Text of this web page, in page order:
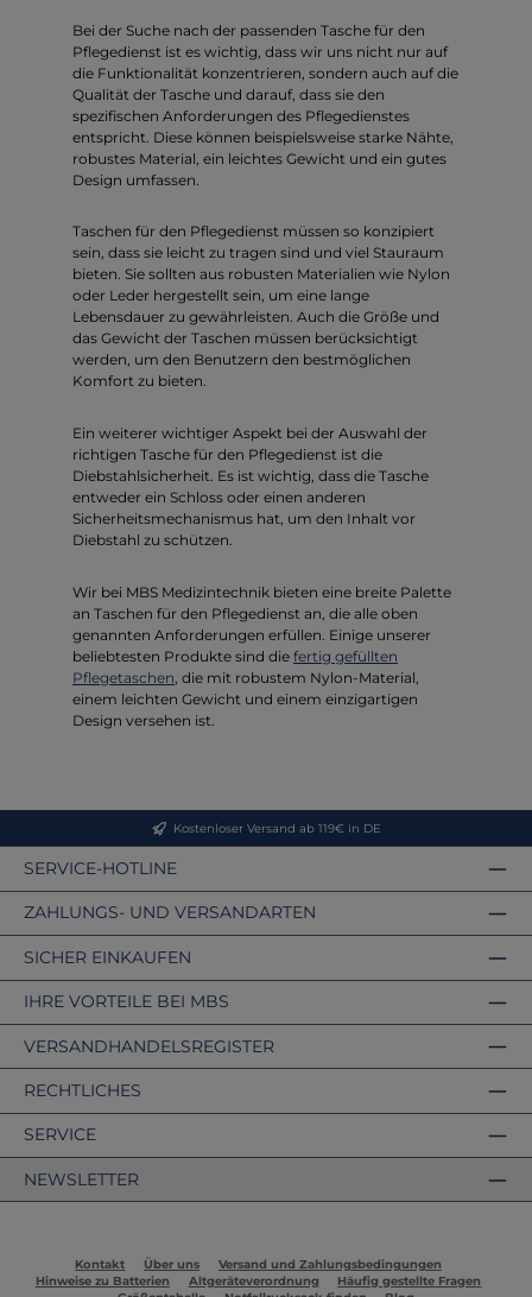
Bei der Suche nach der passenden Tasche für den
Pflegedienst ist es wichtig, dass wir uns nicht nur auf
die Funktionalität konzentrieren, sondern auch auf die
Qualität der Tasche und darauf, dass sie den
spezifischen Anforderungen des Pflegedienstes
entspricht. Diese können beispielsweise starke Nähte,
robustes Material, ein leichtes Gewicht und ein gutes
Design umfassen.
Taschen für den Pflegedienst müssen so konzipiert
sein, dass sie leicht zu tragen sind und viel Stauraum
bieten. Sie sollten aus robusten Materialien wie Nylon
oder Leder hergestellt sein, um eine lange
Lebensdauer zu gewährleisten. Auch die Größe und
das Gewicht der Taschen müssen berücksichtigt
werden, um den Benutzern den bestmöglichen
Komfort zu bieten.
Ein weiterer wichtiger Aspekt bei der Auswahl der
richtigen Tasche für den Pflegedienst ist die
Diebstahlsicherheit. Es ist wichtig, dass die Tasche
entweder ein Schloss oder einen anderen
Sicherheitsmechanismus hat, um den Inhalt vor
Diebstahl zu schützen.
Wir bei MBS Medizintechnik bieten eine breite Palette
an Taschen für den Pflegedienst an, die alle oben
genannten Anforderungen erfüllen. Einige unserer
beliebtesten Produkte sind die fertig gefüllten
Pflegetaschen , die mit robustem Nylon-Material,
einem leichten Gewicht und einem einzigartigen
Design versehen ist.
Kostenloser Versand ab 119€ in DE
SERVICE-HOTLINE
ZAHLUNGS- UND VERSANDARTEN
VERSANDHANDELSREGISTER
SICHER EINKAUFEN
IHRE VORTEILE BEI MBS
RECHTLICHES
SERVICE
NEWSLETTER
Kontakt Über uns
Versand und Zahlungsbedingungen
Hinweise zu Batterien
Altgeräteverordnung
Häufig gestellte Fragen